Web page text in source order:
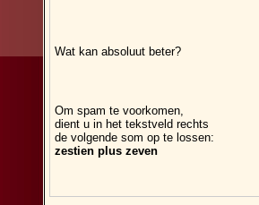
Wat kan absoluut beter?
Om spam te voorkomen,
dient u in het tekstveld rechts
de volgende som op te lossen:
zestien plus zeven